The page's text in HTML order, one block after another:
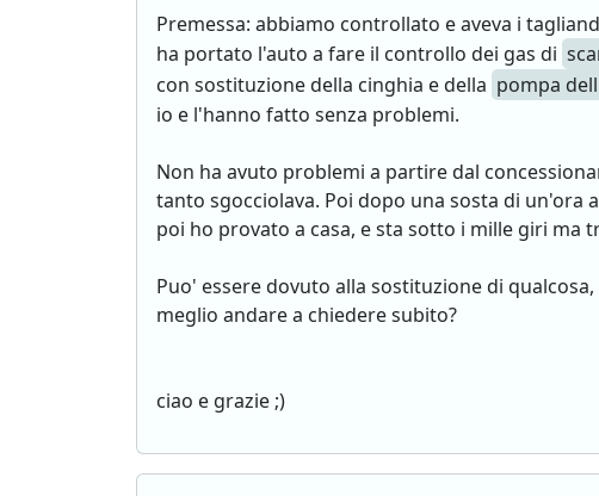
Premessa: abbiamo controllato e aveva i
ha portato l'auto a fare il controllo dei gas di
con sostituzione della cinghia e della pompa
io e l'hanno fatto senza problemi.
Non ha avuto problemi a partire dal
tanto sgocciolava. Poi dopo una sosta di un'ora
poi ho provato a casa, e sta sotto i mille giri ma
Puo' essere dovuto alla sostituzione di
meglio andare a chiedere subito?
ciao e grazie ;)